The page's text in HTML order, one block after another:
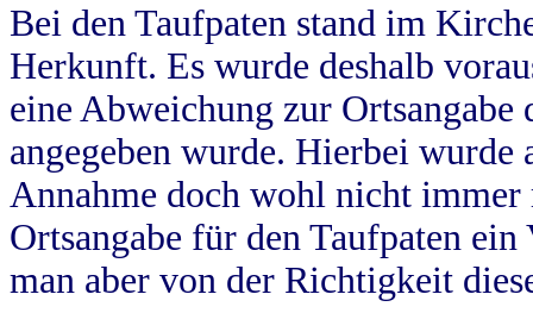
Bei den Taufpaten stand im
Herkunft. Es wurde deshalb
eine Abweichung zur
angegeben wurde. Hierbei wurde
Annahme doch wohl nicht
Ortsangabe für den Taufpaten
man aber von der Richtigkeit